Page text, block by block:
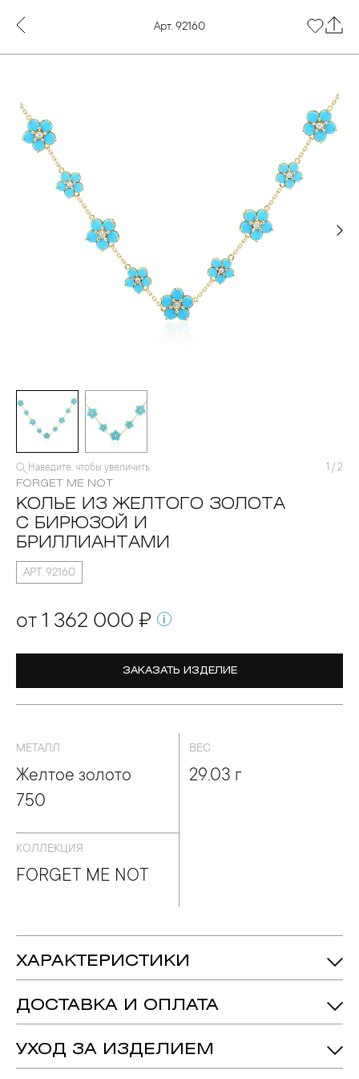
Арт. 92160
Наведите, чтобы увеличить 1 / 2
FORGET ME NOT
КОЛЬЕ ИЗ ЖЕЛТОГО ЗОЛОТА
С БИРЮЗОЙ И
БРИЛЛИАНТАМИ
АРТ. 92160
от 1 362 000 ₽
ЗАКАЗАТЬ ИЗДЕЛИЕ
МЕТАЛЛ
Желтое золото
750
ВЕС
29.03 г
КОЛЛЕКЦИЯ
FORGET ME NOT
ХАРАКТЕРИСТИКИ
Коллекция: FORGET ME NOT
ДОСТАВКА И ОПЛАТА
УХОД ЗА ИЗДЕЛИЕМ